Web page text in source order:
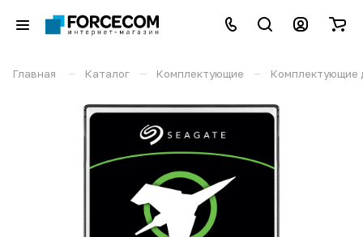
Главная – Каталог – Комплектующие – Комплектующие